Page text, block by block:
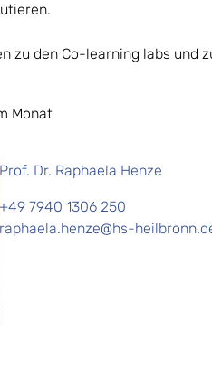
zu den Co-learning labs und
Monat
Prof. Dr. Raphaela Henze
+49 7940 1306 250
raphaela.henze@hs-